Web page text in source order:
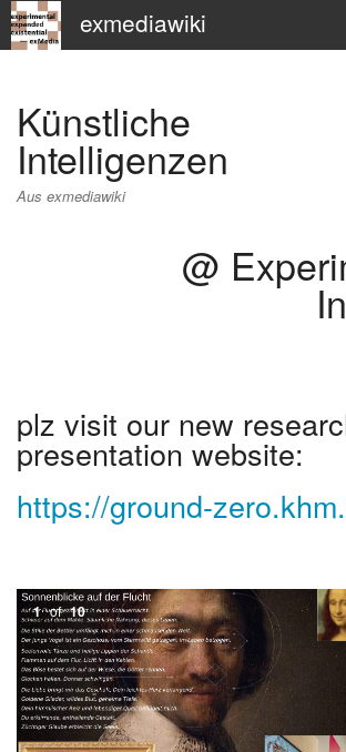
exmediawiki
KHM
Künstliche
Intelligenzen
Aus exmediawiki
@
plz visit our new
presentation website:
https://ground-
1 of 10